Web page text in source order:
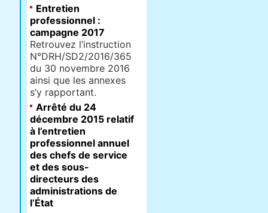
Entretien
professionnel :
campagne 2017
Retrouvez l’instruction
N°DRH/SD2/2016/365
du 30 novembre 2016
ainsi que les annexes
s’y rapportant.
Arrêté du 24
décembre 2015 relatif
à l’entretien
professionnel annuel
des chefs de service
et des sous-
directeurs des
administrations de
l’État